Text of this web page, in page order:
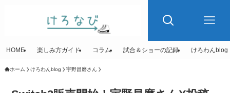
HOME 楽しみ方ガイド コラム 試合＆ショーの記録 けろわんblog
ホーム けろわんblog 宇野昌磨さん